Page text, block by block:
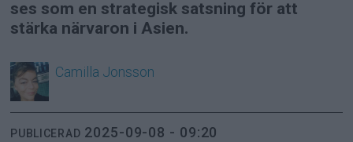
ses som en strategisk satsning för att
stärka närvaron i Asien.
Camilla Jonsson
PUBLICERAD 2025-09-08 - 09:20